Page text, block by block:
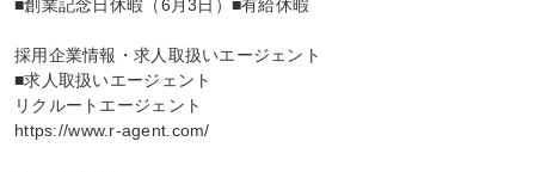
■創業記念日休暇（6月3日）■有給休暇
採用企業情報・求人取扱いエージェント
■求人取扱いエージェント
リクルートエージェント
https://www.r-agent.com/